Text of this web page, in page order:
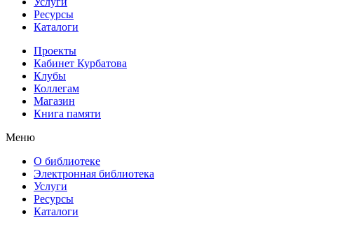
Ресурсы
Каталоги
Проекты
Кабинет Курбатова
Клубы
Коллегам
Магазин
Книга памяти
Меню
О библиотеке
Электронная библиотека
Услуги
Ресурсы
Каталоги